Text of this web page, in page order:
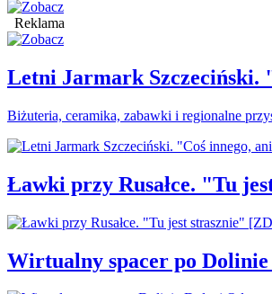
Reklama
Letni Jarmark Szczeciński.
Biżuteria, ceramika, zabawki i regionalne
Ławki przy Rusałce. "Tu
Wirtualny spacer po